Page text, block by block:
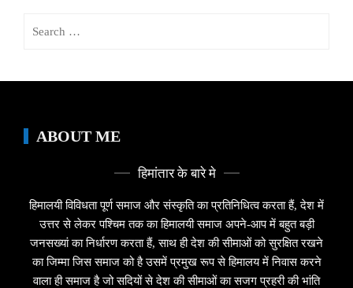
ABOUT ME
हिमांतार के बारे मे
हिमालयी विविधता पूर्ण समाज और संस्कृति का प्रतिनिधित्व करता हैं, देश में
उत्तर से लेकर पश्चिम तक का हिमालयी समाज अपने-आप में बहुत बड़ी
जनसख्यां का निर्धारण करता हैं, साथ ही देश की सीमाओं को सुरक्षित रखने
का जिम्मा जिस समाज को है उसमें प्रमुख रूप से हिमालय में निवास करने
वाला ही समाज है जो सदियों से देश की सीमाओं का सजग प्रहरी की भांति